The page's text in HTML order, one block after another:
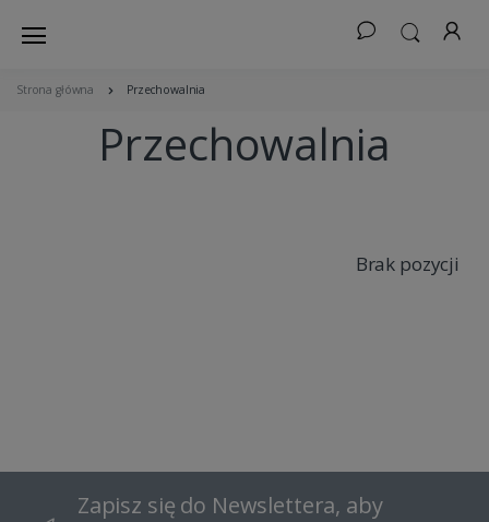
Strona główna Przechowalnia
Przechowalnia
Brak pozycji
Zapisz się do Newslettera, aby